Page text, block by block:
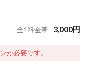
全1料金帯 3,000円
が必要です。